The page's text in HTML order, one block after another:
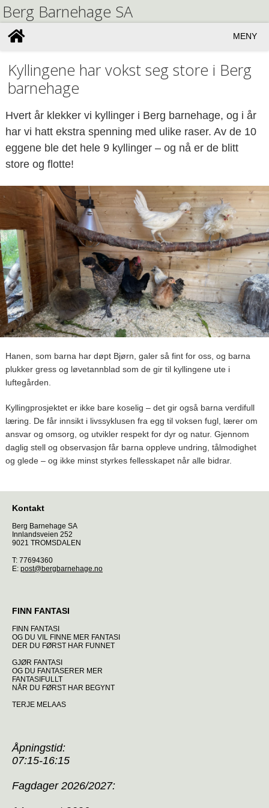
Berg Barnehage SA
MENY
Kyllingene har vokst seg store i Berg
barnehage
Hvert år klekker vi kyllinger i Berg barnehage, og i år
har vi hatt ekstra spenning med ulike raser. Av de 10
eggene ble det hele 9 kyllinger – og nå er de blitt
store og flotte!
Hanen, som barna har døpt Bjørn, galer så fint for oss, og barna
plukker gress og løvetannblad som de gir til kyllingene ute i
luftegården.
Kyllingprosjektet er ikke bare koselig – det gir også barna verdifull
læring. De får innsikt i livssyklusen fra egg til voksen fugl, lærer om
ansvar og omsorg, og utvikler respekt for dyr og natur. Gjennom
daglig stell og observasjon får barna oppleve undring, tålmodighet
og glede – og ikke minst styrkes fellesskapet når alle bidrar.
Kontakt
Berg Barnehage SA
Innlandsveien 252
9021 TROMSDALEN
T: 77694360
E: post@bergbarnehage.no
FINN FANTASI
FINN FANTASI
OG DU VIL FINNE MER FANTASI
DER DU FØRST HAR FUNNET
GJØR FANTASI
OG DU FANTASERER MER
FANTASIFULLT
NÅR DU FØRST HAR BEGYNT
TERJE MELAAS
Åpningstid:
07:15-16:15
Fagdager 2026/2027: